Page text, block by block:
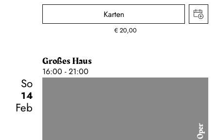
Karten
€ 20,00
Großes Haus
16:00 - 21:00
So
14
Feb
Oper